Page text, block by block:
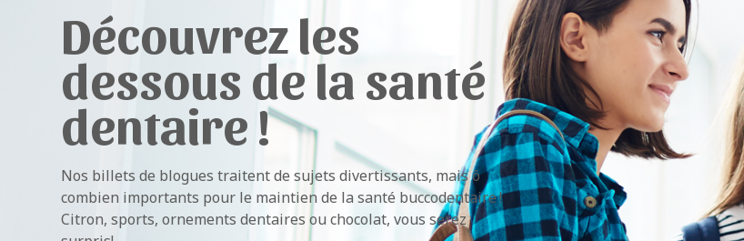
Découvrez les
dessous de la santé
dentaire !
Nos billets de blogues traitent de sujets divertissants, mais ô
combien importants pour le maintien de la santé buccodentaire !
Citron, sports, ornements dentaires ou chocolat, vous serez